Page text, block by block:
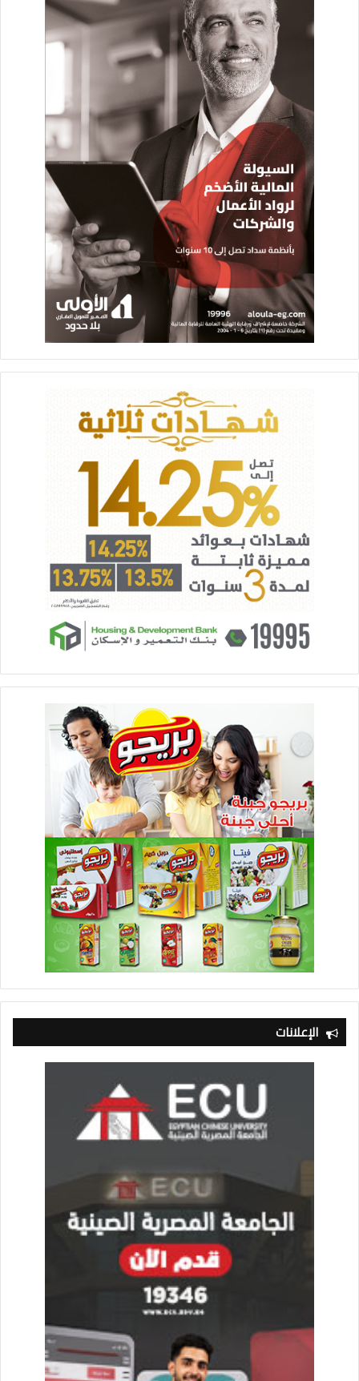
الإعلانات